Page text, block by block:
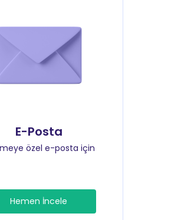
E-Posta
özel e-posta için
Hemen İncele